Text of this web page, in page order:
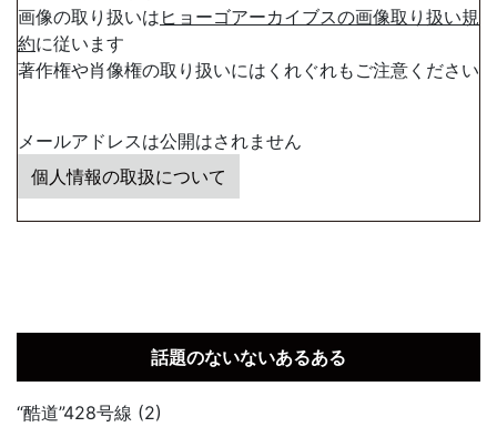
画像の取り扱いは ヒョーゴアーカイブスの画像取り扱い規
約に従います
著作権や肖像権の取り扱いにはくれぐれもご注意ください
メールアドレスは公開はされません
個人情報の取扱について
話題のないないあるある
“酷道”428号線 (2)